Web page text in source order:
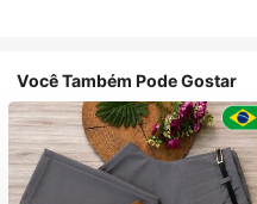
Você Também Pode Gostar